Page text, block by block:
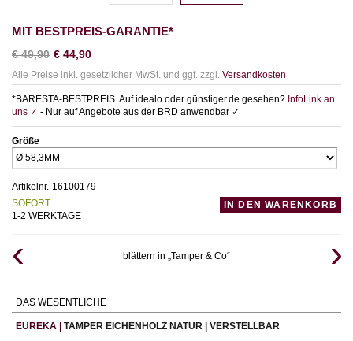
MIT BESTPREIS-GARANTIE*
€49,90 € 44,90
Alle Preise inkl. gesetzlicher MwSt. und ggf. zzgl. Versandkosten
*BARESTA-BESTPREIS. Auf idealo oder günstiger.de gesehen? InfoLink an
uns ✓ - Nur auf Angebote aus der BRD anwendbar ✓
Größe
Artikelnr. 16100179
SOFORT
1-2 WERKTAGE
IN DEN WARENKORB
blättern in „Tamper & Co“
DAS WESENTLICHE
EUREKA | TAMPER EICHENHOLZ NATUR | VERSTELLBAR